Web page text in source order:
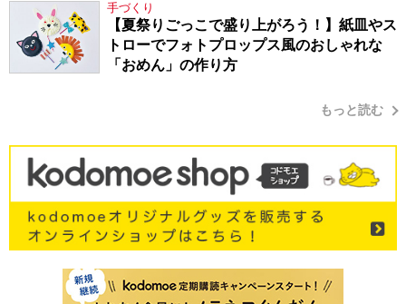
手づくり
【夏祭りごっこで盛り上がろう！】紙皿やス
トローでフォトプロップス風のおしゃれな
「おめん」の作り方
もっと読む